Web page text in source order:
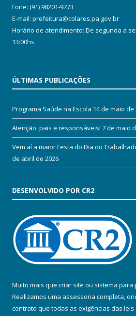
Fone: (91) 98201-9773
E-mail: prefeitura@colares.pa.gov.br
Horário de atendimento: De segunda a
13:00hs
ÚLTIMAS PUBLICAÇÕES
Programa Saúde na Escola 14 de maio de
Atenção, pais e responsáveis! 7 de maio
Vem aí a maior Festa do Dia do
de abril de 2026
DESENVOLVIDO POR CR2
Muito mais que criar site ou sistema para
Realizamos uma assessoria completa,
contrato que todas as exigências das leis